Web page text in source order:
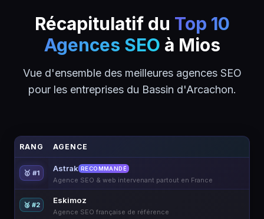
Récapitulatif du Top 10
Agences SEO à Mios
Vue d'ensemble des meilleures agences SEO
pour les entreprises du Bassin d'Arcachon.
RANG AGENCE
🥇 #1 Astrak RECOMMANDÉ
Agence SEO & web intervenant partout en France
🥈 #2 Eskimoz
Agence SEO française de référence